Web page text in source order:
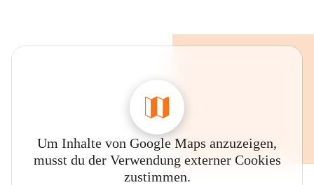
Um Inhalte von Google Maps anzuzeigen,
musst du der Verwendung externer Cookies
zustimmen.